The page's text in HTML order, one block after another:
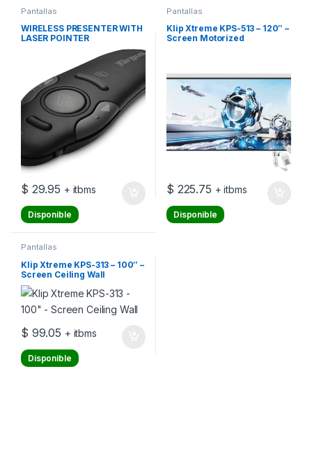
Pantallas
WIRELESS PRESENTER WITH
LASER POINTER
$ 29.95 + itbms
Disponible
Pantallas
Klip Xtreme KPS-513 – 120″ –
Screen Motorized
$ 225.75 + itbms
Disponible
Pantallas
Klip Xtreme KPS-313 – 100″ –
Screen Ceiling Wall
$ 99.05 + itbms
Disponible